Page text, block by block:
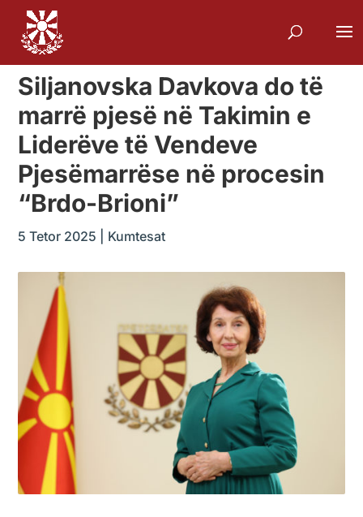
Siljanovska Davkova do të
marrë pjesë në Takimin e
Liderëve të Vendeve
Pjesëmarrëse në procesin
“Brdo-Brioni”
5 Tetor 2025 Kumtesat